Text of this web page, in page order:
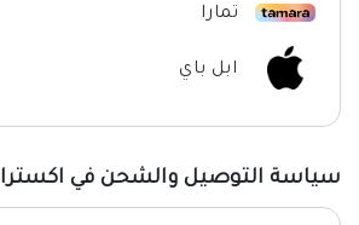
تمارا
ابل باي
سياسة التوصيل والشحن في اكسترا